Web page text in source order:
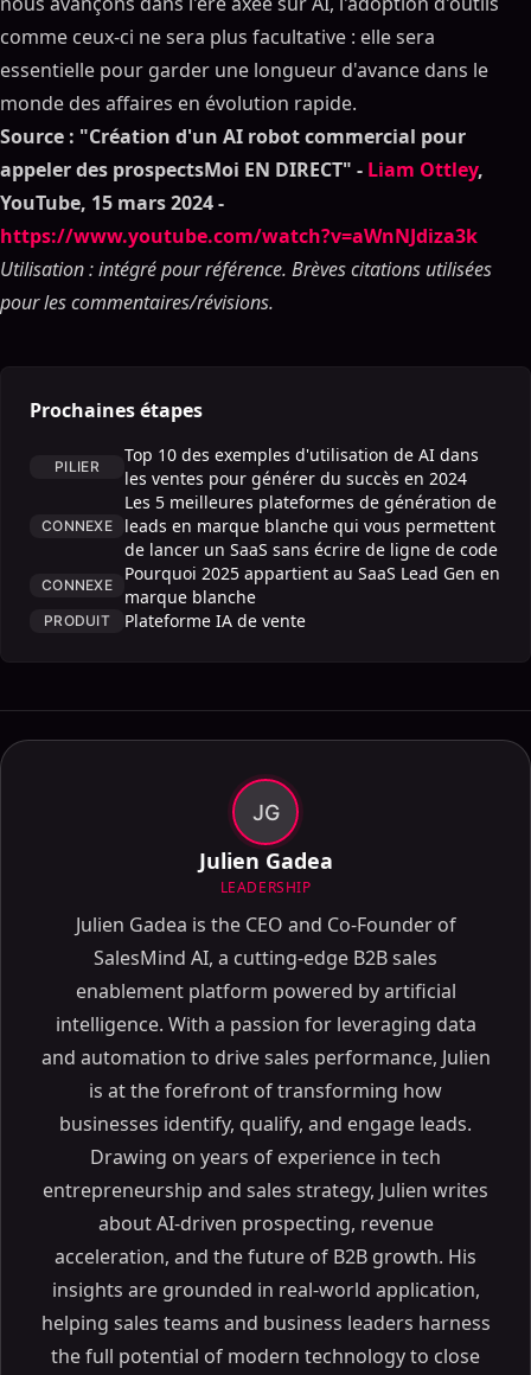
comme ceux-ci ne sera plus facultative : elle sera
essentielle pour garder une longueur d'avance dans le
monde des affaires en évolution rapide.
Source : "Création d'un AI robot commercial pour
appeler des prospectsMoi EN DIRECT" - Liam Ottley,
YouTube, 15 mars 2024 -
https://www.youtube.com/watch?v=aWnNJdiza3k
Utilisation : intégré pour référence. Brèves citations utilisées
pour les commentaires/révisions.
Prochaines étapes
PILIER
Top 10 des exemples d'utilisation de AI dans
les ventes pour générer du succès en 2024
CONNEXE
Les 5 meilleures plateformes de génération de
leads en marque blanche qui vous permettent
de lancer un SaaS sans écrire de ligne de code
CONNEXE
Pourquoi 2025 appartient au SaaS Lead Gen en
marque blanche
PRODUIT Plateforme IA de vente
JG
Julien Gadea
LEADERSHIP
Julien Gadea is the CEO and Co-Founder of
SalesMind AI, a cutting-edge B2B sales
enablement platform powered by artificial
intelligence. With a passion for leveraging data
and automation to drive sales performance, Julien
is at the forefront of transforming how
businesses identify, qualify, and engage leads.
Drawing on years of experience in tech
entrepreneurship and sales strategy, Julien writes
about AI-driven prospecting, revenue
acceleration, and the future of B2B growth. His
insights are grounded in real-world application,
helping sales teams and business leaders harness
the full potential of modern technology to close